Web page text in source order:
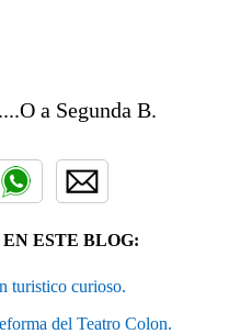
a Segunda B.
ESTE BLOG:
turistico curioso.
del Teatro Colon.